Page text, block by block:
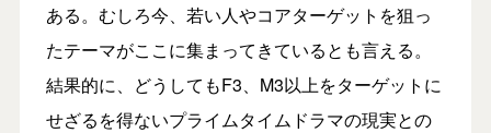
ある。むしろ今、若い人やコアターゲットを狙っ
たテーマがここに集まってきているとも言える。
結果的に、どうしてもF3、M3以上をターゲットに
せざるを得ないプライムタイムドラマの現実との